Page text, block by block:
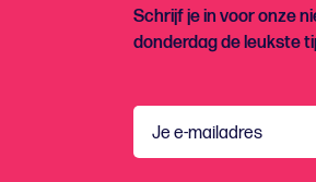
Schrijf je in voor onze
donderdag de leukste
Je e-mailadres